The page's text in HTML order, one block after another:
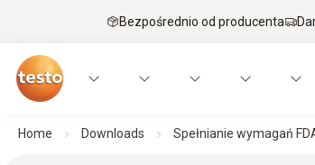
Bezpośrednio od producenta
Home Downloads Spełnianie wymagań